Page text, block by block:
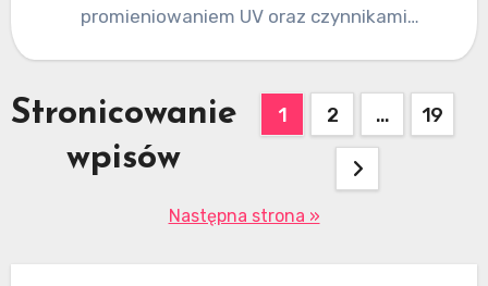
promieniowaniem UV oraz czynnikami
Stronicowanie
wpisów
1 2 … 19
Następna strona »